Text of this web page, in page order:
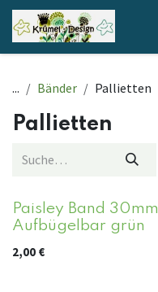
Zum Inhalt springen
... Bänder Pallietten
Pallietten
Paisley Band 30mm
Aufbügelbar grün
2,00 €